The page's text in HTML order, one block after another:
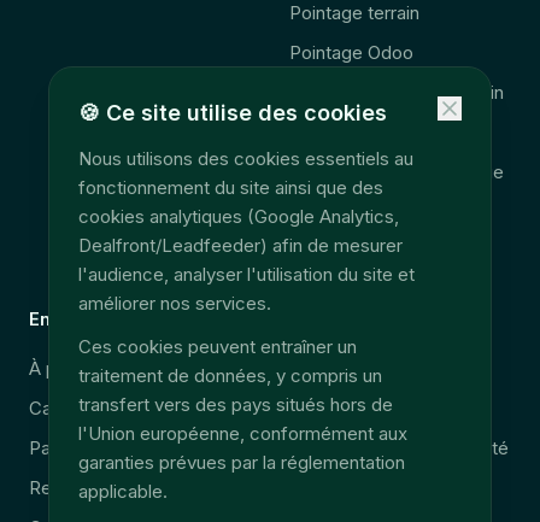
Pointage terrain
Pointage Odoo
Complément Odoo terrain
Consolidation télématique
Accès données terrain
EU Data Act
Entreprise
À propos
Carrières
Partenaires
Ressources
Sécurité & RGPD
Mentions légales
Politique de confidentialité
🍪 Ce site utilise des cookies
Nous utilisons des cookies essentiels au
fonctionnement du site ainsi que des
cookies analytiques (Google Analytics,
Dealfront/Leadfeeder) afin de mesurer
l'audience, analyser l'utilisation du site et
améliorer nos services.
Ces cookies peuvent entraîner un
traitement de données, y compris un
transfert vers des pays situés hors de
l'Union européenne, conformément aux
garanties prévues par la réglementation
applicable.